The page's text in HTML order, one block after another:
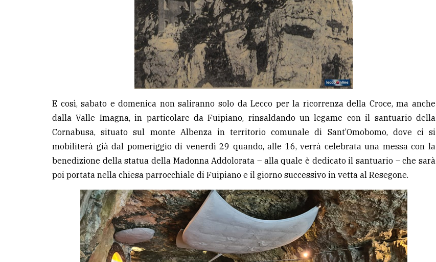
E così, sabato e domenica non saliranno solo da Lecco per la ricorrenza della Croce, ma anche
dalla Valle Imagna, in particolare da Fuipiano, rinsaldando un legame con il santuario della
Cornabusa, situato sul monte Albenza in territorio comunale di Sant’Omobomo, dove ci si
mobiliterà già dal pomeriggio di venerdì 29 quando, alle 16, verrà celebrata una messa con la
benedizione della statua della Madonna Addolorata – alla quale è dedicato il santuario – che sarà
poi portata nella chiesa parrocchiale di Fuipiano e il giorno successivo in vetta al Resegone.